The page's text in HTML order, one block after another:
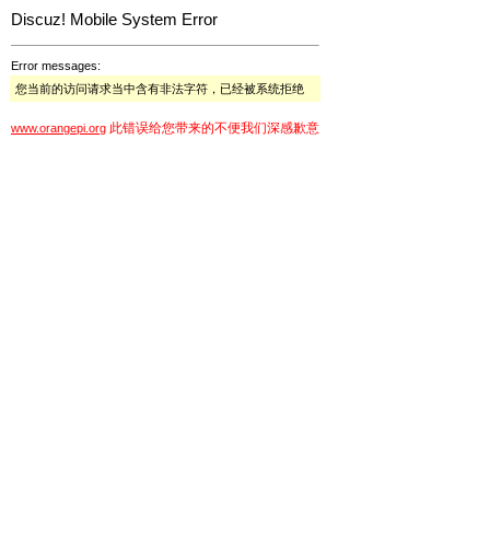
Discuz! Mobile System Error
Error messages:
您当前的访问请求当中含有非法字符，已经被系统拒绝
www.orangepi.org 此错误给您带来的不便我们深感歉意